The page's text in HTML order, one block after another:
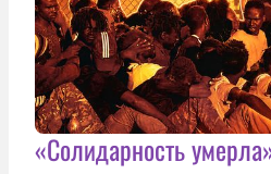
«Солидарность